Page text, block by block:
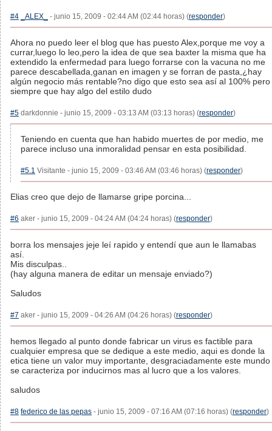
#4 _ALEX_ - junio 15, 2009 - 02:44 AM (02:44 horas) (responder)
Ahora no puedo leer el blog que has puesto Alex,porque me voy a
currar,luego lo leo,pero la idea de que sea baxter la misma que ha
extendido la enfermedad para luego forrarse con la vacuna no me
parece descabellada,ganan en imagen y se forran de pasta,¿hay
algún negocio más rentable?no digo que esto sea así al 100% pero
siempre que hay algo del estilo dudo
#5 darkdonnie - junio 15, 2009 - 03:13 AM (03:13 horas) (responder)
Teniendo en cuenta que han habido muertes de por medio, me
parece incluso una inmoralidad pensar en esta posibilidad.
#5.1 Visitante - junio 15, 2009 - 03:46 AM (03:46 horas) (responder)
Elias creo que dejo de llamarse gripe porcina...
#6 aker - junio 15, 2009 - 04:24 AM (04:24 horas) (responder)
borra los mensajes jeje leí rapido y entendí que aun le llamabas
así.
Mis disculpas..
(hay alguna manera de editar un mensaje enviado?)
Saludos
#7 aker - junio 15, 2009 - 04:26 AM (04:26 horas) (responder)
hemos llegado al punto donde fabricar un virus es factible para
cualquier empresa que se dedique a este medio, aqui es donde la
etica tiene un valor muy importante, desgraciadamente este mundo
se caracteriza por inducirnos mas al lucro que a los valores.
saludos
#8 federico de las pepas - junio 15, 2009 - 07:16 AM (07:16 horas) (responder)